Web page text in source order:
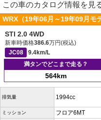
この車のカタログ情報を見
WRX（19年06月～19年09月モ
STI 2.0 4WD
新車時価格386.6万円(税込)
JC08
9.4km/L
満タンでどこまで走る？
564km
排気量 1994cc
ミッション フロア6MT